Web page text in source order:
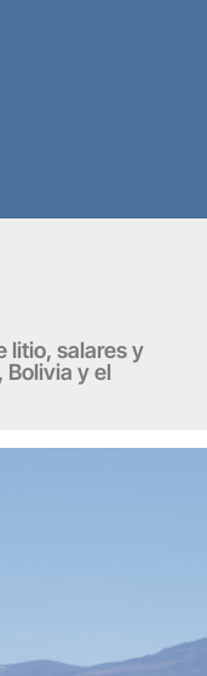
litio, salares y
y el